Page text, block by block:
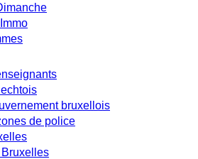
bruxellois
de police